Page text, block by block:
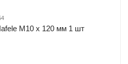
М10 х 120 мм 1 шт